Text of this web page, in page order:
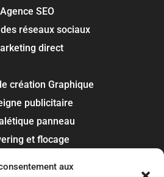
aux
Agence SEO
réseaux sociaux
direct
création Graphique
publicitaire
panneau
et flocage